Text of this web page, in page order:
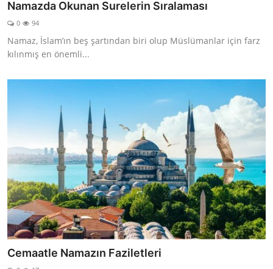
Namazda Okunan Surelerin Sıralaması
0 94
Namaz, İslam’ın beş şartından biri olup Müslümanlar için farz
kılınmış en önemli...
Cemaatle Namazın Faziletleri